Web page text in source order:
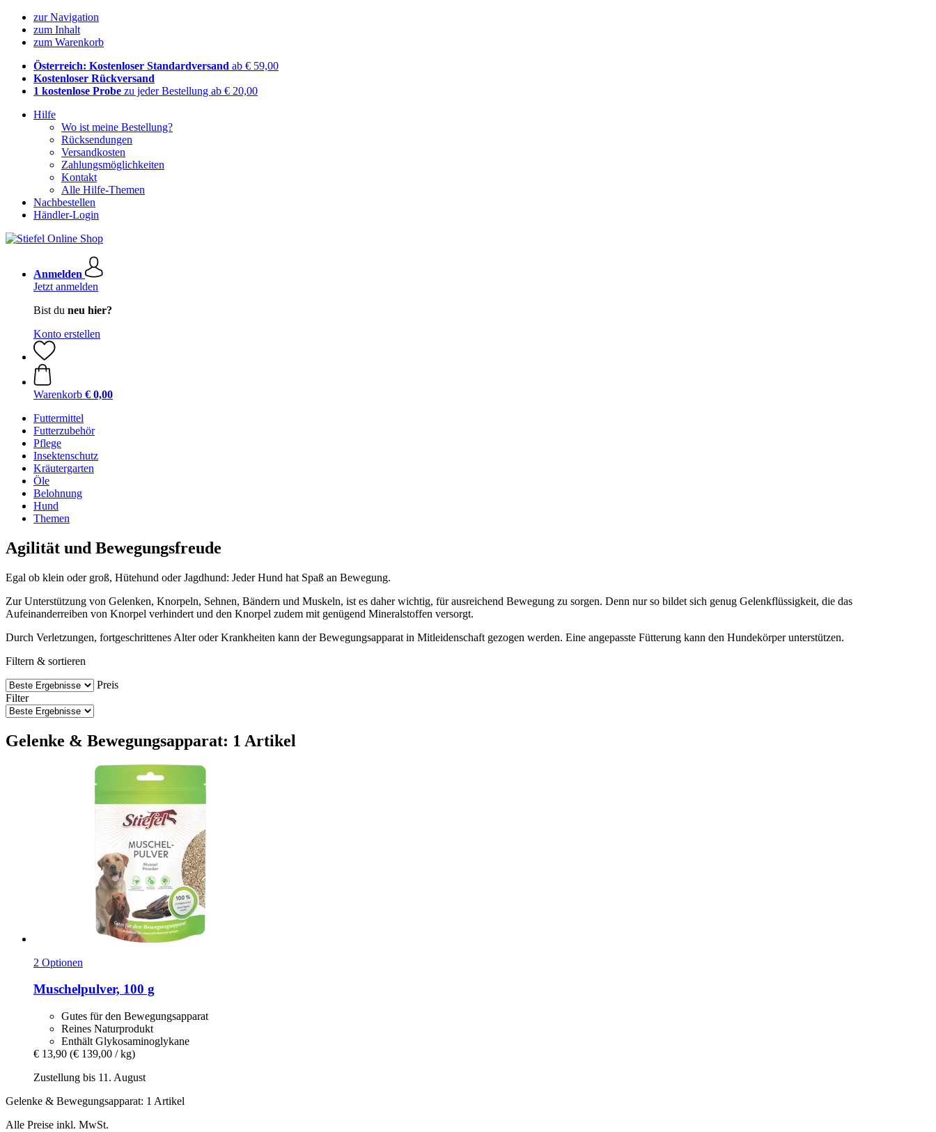
zur Navigation
zum Inhalt
zum Warenkorb
Österreich: Kostenloser Standardversand ab € 59,00
Kostenloser Rückversand
1 kostenlose Probe zu jeder Bestellung ab € 20,00
Hilfe
Wo ist meine Bestellung?
Rücksendungen
Versandkosten
Zahlungsmöglichkeiten
Kontakt
Alle Hilfe-Themen
Nachbestellen
Händler-Login
Anmelden
Jetzt anmelden
Bist du neu hier?
Konto erstellen
Warenkorb € 0,00
Futtermittel
Futterzubehör
Pflege
Insektenschutz
Kräutergarten
Öle
Belohnung
Hund
Themen
Agilität und Bewegungsfreude
Egal ob klein oder groß, Hütehund oder Jagdhund: Jeder Hund hat Spaß an Bewegung.
Zur Unterstützung von Gelenken, Knorpeln, Sehnen, Bändern und Muskeln, ist es daher wichtig, für ausreichend Bewegung zu sorgen. Denn nur so bildet sich genug Gelenkflüssigkeit, die das
Aufeinanderreiben von Knorpel verhindert und den Knorpel zudem mit genügend Mineralstoffen versorgt.
Durch Verletzungen, fortgeschrittenes Alter oder Krankheiten kann der Bewegungsapparat in Mitleidenschaft gezogen werden. Eine angepasste Fütterung kann den Hundekörper unterstützen.
Filtern & sortieren
Preis
Filter
Gelenke & Bewegungsapparat: 1 Artikel
2 Optionen
Muschelpulver, 100 g
Gutes für den Bewegungsapparat
Reines Naturprodukt
Enthält Glykosaminoglykane
€ 13,90 (€ 139,00 / kg)
Zustellung bis 11. August
Gelenke & Bewegungsapparat: 1 Artikel
Alle Preise inkl. MwSt.